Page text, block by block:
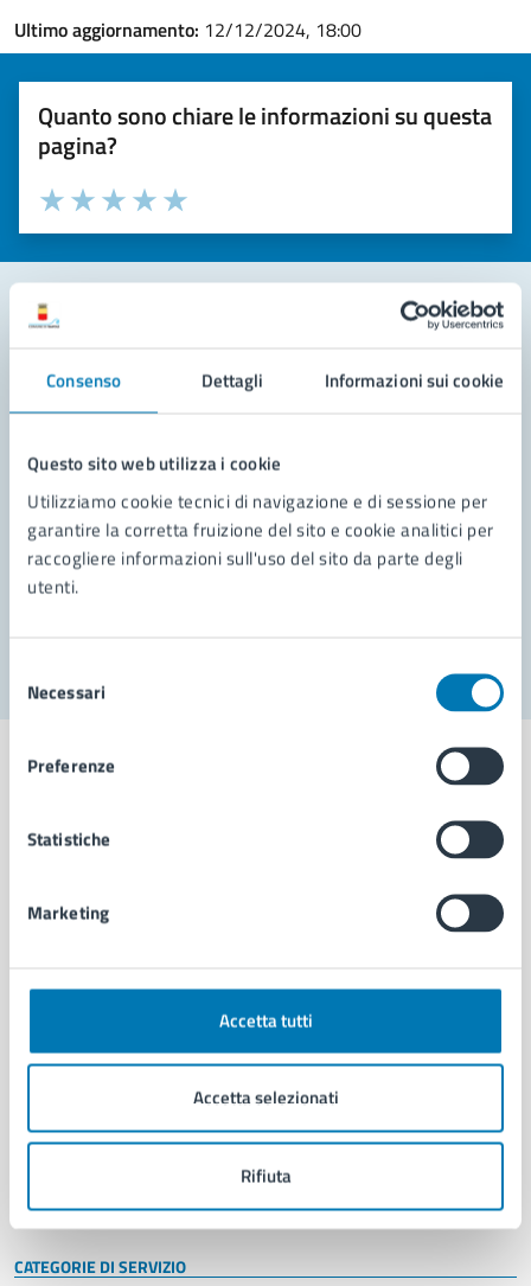
Consenso Dettagli Informazioni sui cookie
Questo sito web utilizza i cookie
Utilizziamo cookie tecnici di navigazione e di sessione per
garantire la corretta fruizione del sito e cookie analitici per
raccogliere informazioni sull'uso del sito da parte degli
utenti.
delNecessari
Preferenze
Statistiche
Marketing
Accetta tutti
Accetta selezionati
Rifiuta
Ultimo aggiornamento: 12/12/2024, 18:00
Quanto sono chiare le informazioni su questa
pagina?
Valuta la chiarezza delle informazioni (da 1 a 5 stelle)
Seleziona il numero di stelle per valutare la chiarezza delle
Valuta 5 stelle su 5
Valuta 4 stelle su 5
Valuta 3 stelle su 5
Valuta 2 stelle su 5
Valuta 1 stelle su 5
Leggi le domande frequenti
Richiedi assistenza
Prenota appuntamento
Problemi in città
Comune di Napoli
AMMINISTRAZIONE
Organi di governo
Enti e fondazioni
Personale amministrativo
Intranet, posta aziendale e protocollo
CATEGORIE DI SERVIZIO